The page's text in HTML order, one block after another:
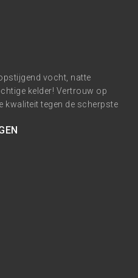
vocht, natte
kelder! Vertrouw op
kwaliteit tegen de scherpste